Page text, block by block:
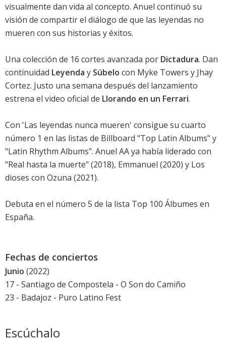
visualmente dan vida al concepto. Anuel continuó su
visión de compartir el diálogo de que las leyendas no
mueren con sus historias y éxitos.
Una colección de 16 cortes avanzada por Dictadura. Dan
continuidad Leyenda y Súbelo con Myke Towers y Jhay
Cortez. Justo una semana después del lanzamiento
estrena el video oficial de Llorando en un Ferrari.
Con 'Las leyendas nunca mueren' consigue su cuarto
número 1 en las listas de Billboard "Top Latin Albums" y
"Latin Rhythm Albums". Anuel AA ya había liderado con
"Real hasta la muerte" (2018), Emmanuel (2020) y Los
dioses con Ozuna (2021).
Debuta en el número 5 de la lista Top 100 Álbumes en
España.
Fechas de conciertos
Junio (2022)
17 - Santiago de Compostela - O Son do Camiño
23 - Badajoz - Puro Latino Fest
Escúchalo